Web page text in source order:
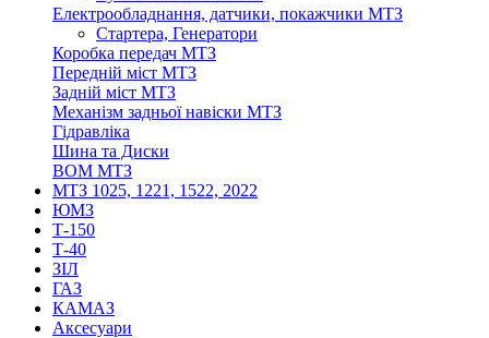
Електрообладнання, датчики, покажчики МТЗ
Стартера, Генератори
Коробка передач МТЗ
Передній міст МТЗ
Задній міст МТЗ
Механізм задньої навіски МТЗ
Гідравліка
Шина та Диски
ВОМ МТЗ
МТЗ 1025, 1221, 1522, 2022
ЮМЗ
Т-150
Т-40
ЗІЛ
ГАЗ
КАМАЗ
Аксесуари